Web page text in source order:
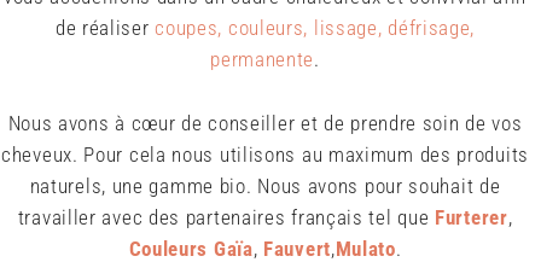
de réalisercoupes, couleurs, lissage, défrisage,
permanente.
Nous avons à cœur de conseiller et de prendre soin de vos
cheveux. Pour cela nous utilisons au maximum des produits
naturels, une gamme bio. Nous avons pour souhait de
travailler avec des partenaires français tel que Furterer,
Couleurs Gaïa, Fauvert,Mulato.